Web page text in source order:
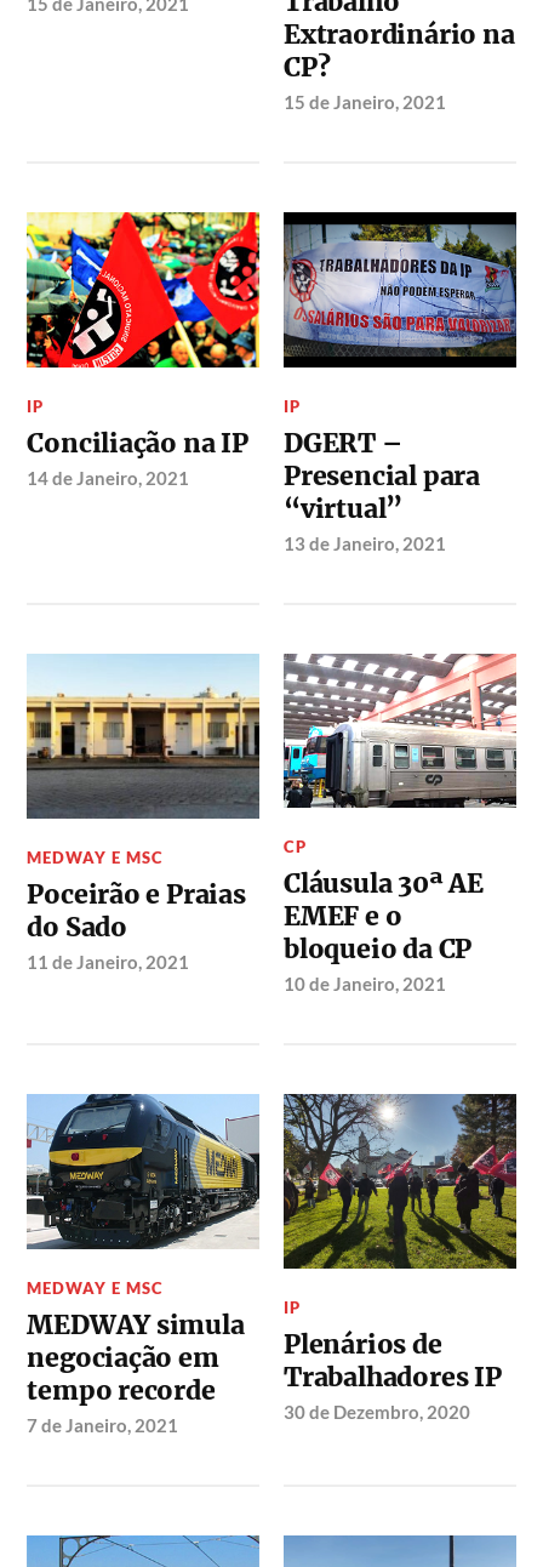
Extraordinário na
CP?
15 de Janeiro, 2021
IP
Conciliação na IP
14 de Janeiro, 2021
IP
DGERT –
Presencial para
“virtual”
13 de Janeiro, 2021
MEDWAY E MSC
Poceirão e Praias
do Sado
11 de Janeiro, 2021
CP
Cláusula 30ª AE
EMEF e o
bloqueio da CP
10 de Janeiro, 2021
MEDWAY E MSC
MEDWAY simula
negociação em
tempo recorde
7 de Janeiro, 2021
IP
Plenários de
Trabalhadores IP
30 de Dezembro, 2020